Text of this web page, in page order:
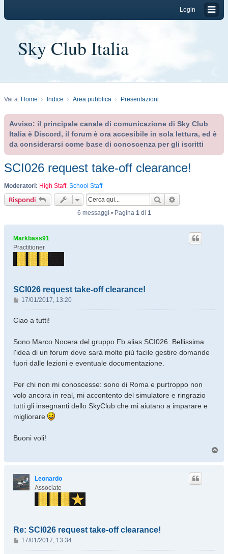
Login
Sky Club Italia
Vai a: Home Indice Area pubblica Presentazioni
Avviso: il principale canale di comunicazione di Sky Club
Italia è Discord, il forum è ora accesibile in sola lettura, ed è
da considerarsi come base di conoscenza per gli iscritti
SCI026 request take-off clearance!
Moderatori: High Staff, School Staff
Rispondi Cerca
6 messaggi • Pagina 1di 1
Markbass91
Practitioner
SCI026 request take-off clearance!
M
e
s
g
g
i
17/01/2017, 13:20
Ciao a tutti!
Sono Marco Nocera del gruppo Fb alias SCI026. Bellissima
l'idea di un forum dove sarà molto più facile gestire domande
fuori dalle lezioni e eventuale documentazione.
Per chi non mi conoscesse: sono di Roma e purtroppo non
volo ancora in real, mi accontento del simulatore e ringrazio
tutti gli insegnanti dello SkyClub che mi aiutano a imparare e
migliorare
Buoni voli!
Leonardo
Associate
Re: SCI026 request take-off clearance!
M
e
17/01/2017, 13:34